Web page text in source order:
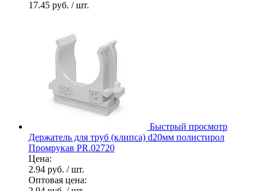
17.45 руб. / шт.
Быстрый просмотр
Держатель для труб (клипса) d20мм полистирол
Промрукав PR.02720
Цена:
2.94 руб. / шт.
Оптовая цена: